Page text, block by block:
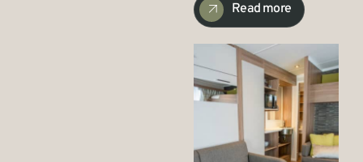
Read more